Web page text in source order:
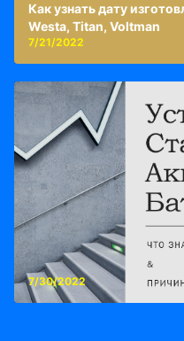
Как узнать дату
Westa, Titan, Voltman
7/21/2022
7/30/2022